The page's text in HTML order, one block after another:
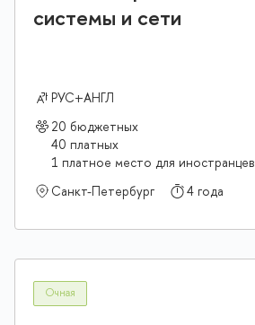
системы и сети
РУС+АНГЛ
20 бюджетных
40 платных
1 платное место для иностранцев
Санкт-Петербург
4 года
Очная